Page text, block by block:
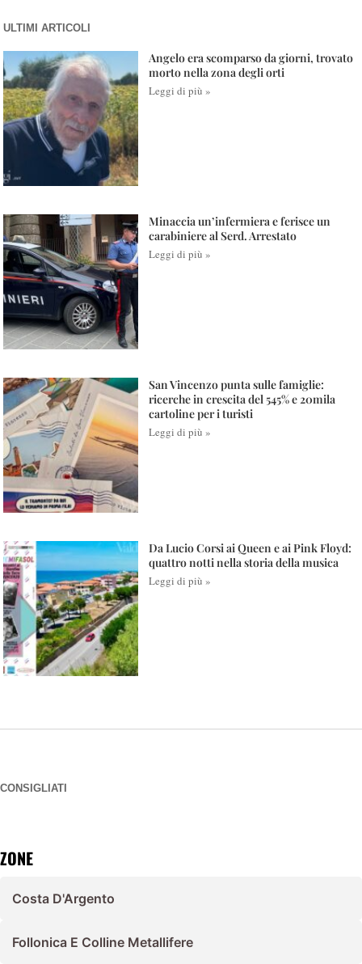
ULTIMI ARTICOLI
Angelo era scomparso da giorni, trovato
morto nella zona degli orti
Leggi di più »
Minaccia un’infermiera e ferisce un
carabiniere al Serd. Arrestato
Leggi di più »
San Vincenzo punta sulle famiglie:
ricerche in crescita del 545% e 20mila
cartoline per i turisti
Leggi di più »
Da Lucio Corsi ai Queen e ai Pink Floyd:
quattro notti nella storia della musica
Leggi di più »
CONSIGLIATI
ZONE
Costa D'Argento
Follonica E Colline Metallifere